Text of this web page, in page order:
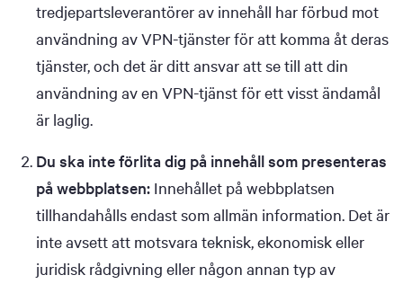
tredjepartsleverantörer av innehåll har förbud mot
användning av VPN-tjänster för att komma åt deras
tjänster, och det är ditt ansvar att se till att din
användning av en VPN-tjänst för ett visst ändamål
är laglig.
Du ska inte förlita dig på innehåll som presenteras
på webbplatsen: Innehållet på webbplatsen
tillhandahålls endast som allmän information. Det är
inte avsett att motsvara teknisk, ekonomisk eller
juridisk rådgivning eller någon annan typ av